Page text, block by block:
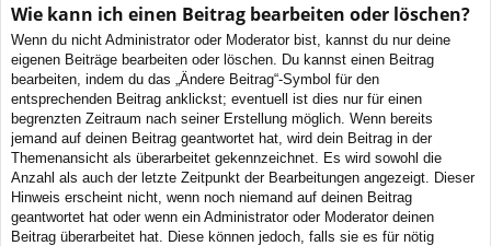
Wie kann ich einen Beitrag bearbeiten oder löschen?
Wenn du nicht Administrator oder Moderator bist, kannst du nur deine
eigenen Beiträge bearbeiten oder löschen. Du kannst einen Beitrag
bearbeiten, indem du das „Ändere Beitrag“-Symbol für den
entsprechenden Beitrag anklickst; eventuell ist dies nur für einen
begrenzten Zeitraum nach seiner Erstellung möglich. Wenn bereits
jemand auf deinen Beitrag geantwortet hat, wird dein Beitrag in der
Themenansicht als überarbeitet gekennzeichnet. Es wird sowohl die
Anzahl als auch der letzte Zeitpunkt der Bearbeitungen angezeigt. Dieser
Hinweis erscheint nicht, wenn noch niemand auf deinen Beitrag
geantwortet hat oder wenn ein Administrator oder Moderator deinen
Beitrag überarbeitet hat. Diese können jedoch, falls sie es für nötig